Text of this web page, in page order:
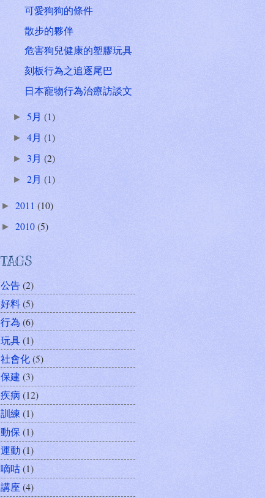
可愛狗狗的條件
散步的夥伴
危害狗兒健康的塑膠玩具
刻板行為之追逐尾巴
日本寵物行為治療訪談文
► 5月 (1)
► 4月 (1)
► 3月 (2)
► 2月 (1)
► 2011 (10)
► 2010(5)
TAGS
公告(2)
好料(5)
行為 (6)
玩具(1)
社會化(5)
保建 (3)
疾病 (12)
訓練 (1)
動保 (1)
運動 (1)
嘀咕(1)
講座 (4)